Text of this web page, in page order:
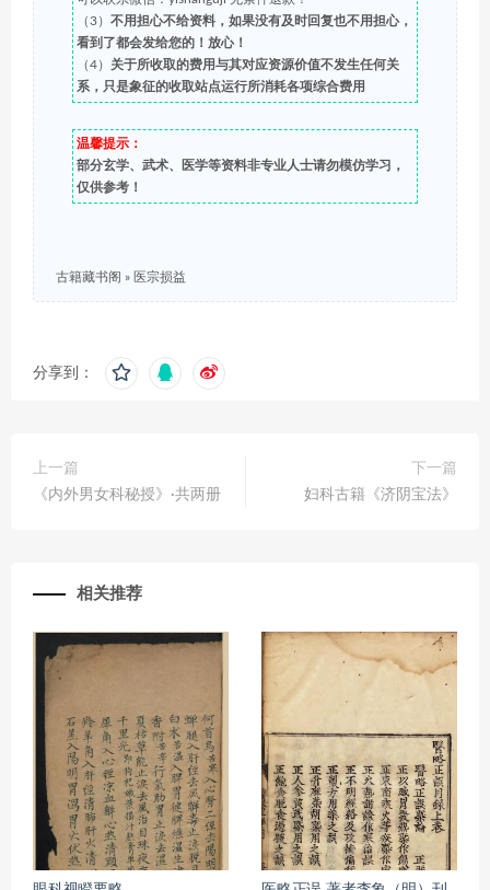
（3） 不用担心不给资料，如果没有及时回复也不用担心，
看到了都会发给您的！放心！
（4） 关于所收取的费用与其对应资源价值不发生任何关
系，只是象征的收取站点运行所消耗各项综合费用
温馨提示：
部分玄学、武术、医学等资料非专业人士请勿模仿学习，
仅供参考！
古籍藏书阁 » 医宗损益
分享到：
上一篇
《内外男女科秘授》·共两册
下一篇
妇科古籍《济阴宝法》
相关推荐